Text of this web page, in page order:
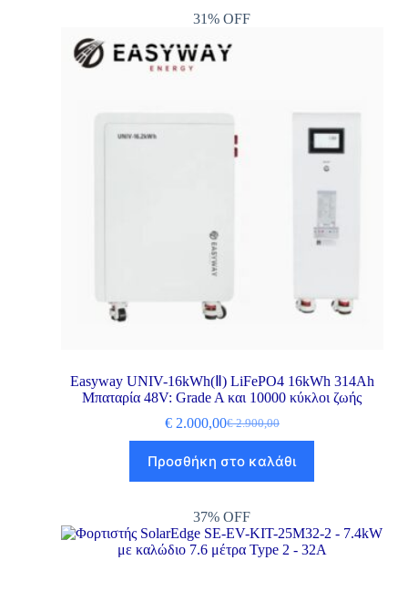
31% OFF
Easyway UNIV-16kWh(Ⅱ) LiFePO4 16kWh 314Ah
Μπαταρία 48V: Grade A και 10000 κύκλοι ζωής
€2.900,00
€2.000,00
Προσθήκη στο καλάθι
37% OFF